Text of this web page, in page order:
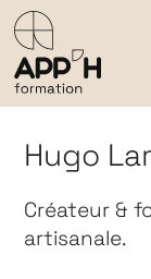
Hugo
Créateur &
artisanale.